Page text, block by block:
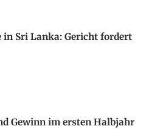
Sri Lanka: Gericht fordert
Gewinn im ersten Halbjahr